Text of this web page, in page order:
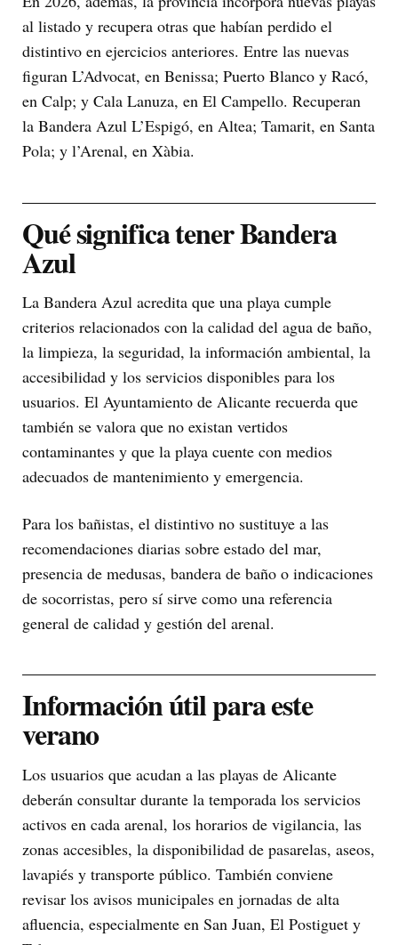
al listado y recupera otras que habían perdido el
distintivo en ejercicios anteriores. Entre las nuevas
figuran L’Advocat, en Benissa; Puerto Blanco y Racó,
en Calp; y Cala Lanuza, en El Campello. Recuperan
la Bandera Azul L’Espigó, en Altea; Tamarit, en Santa
Pola; y l’Arenal, en Xàbia.
Qué significa tener Bandera
Azul
La Bandera Azul acredita que una playa cumple
criterios relacionados con la calidad del agua de baño,
la limpieza, la seguridad, la información ambiental, la
accesibilidad y los servicios disponibles para los
usuarios. El Ayuntamiento de Alicante recuerda que
también se valora que no existan vertidos
contaminantes y que la playa cuente con medios
adecuados de mantenimiento y emergencia.
Para los bañistas, el distintivo no sustituye a las
recomendaciones diarias sobre estado del mar,
presencia de medusas, bandera de baño o indicaciones
de socorristas, pero sí sirve como una referencia
general de calidad y gestión del arenal.
Información útil para este
verano
Los usuarios que acudan a las playas de Alicante
deberán consultar durante la temporada los servicios
activos en cada arenal, los horarios de vigilancia, las
zonas accesibles, la disponibilidad de pasarelas, aseos,
lavapiés y transporte público. También conviene
revisar los avisos municipales en jornadas de alta
afluencia, especialmente en San Juan, El Postiguet y